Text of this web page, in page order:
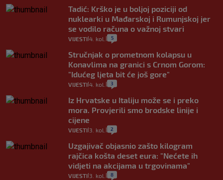
Tadić: Krško je u boljoj poziciji od
nuklearki u Mađarskoj i Rumunjskoj jer
se vodilo računa o važnoj stvari
VIJESTI 4. kol. 5
Stručnjak o prometnom kolapsu u
Konavlima na granici s Crnom Gorom:
"Idućeg ljeta bit će još gore"
VIJESTI 4. kol. 3
Iz Hrvatske u Italiju može se i preko
mora. Provjerili smo brodske linije i
cijene
VIJESTI 3. kol. 2
Uzgajivač objasnio zašto kilogram
rajčica košta deset eura: "Nećete ih
vidjeti na akcijama u trgovinama"
VIJESTI 3. kol. 8